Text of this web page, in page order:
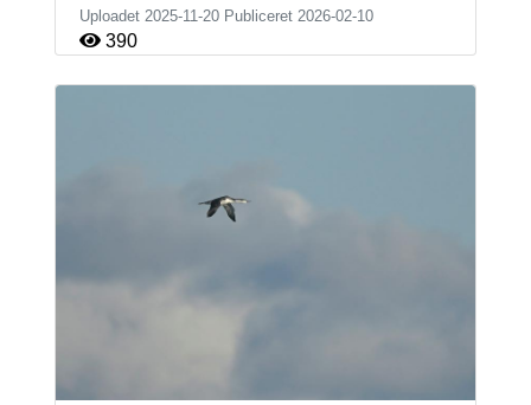
Uploadet 2025-11-20 Publiceret 2026-02-10
390